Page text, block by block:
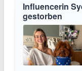
Influencerin
gestorben